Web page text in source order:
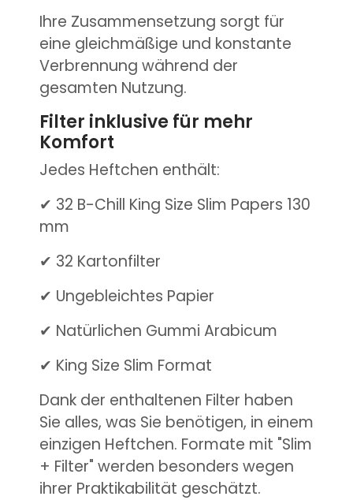
Ihre Zusammensetzung sorgt für
eine gleichmäßige und konstante
Verbrennung während der
gesamten Nutzung.
Filter inklusive für mehr
Komfort
Jedes Heftchen enthält:
✔ 32 B-Chill King Size Slim Papers 130
mm
✔ 32 Kartonfilter
✔ Ungebleichtes Papier
✔ Natürlichen Gummi Arabicum
✔ King Size Slim Format
Dank der enthaltenen Filter haben
Sie alles, was Sie benötigen, in einem
einzigen Heftchen. Formate mit "Slim
+ Filter" werden besonders wegen
ihrer Praktikabilität geschätzt.